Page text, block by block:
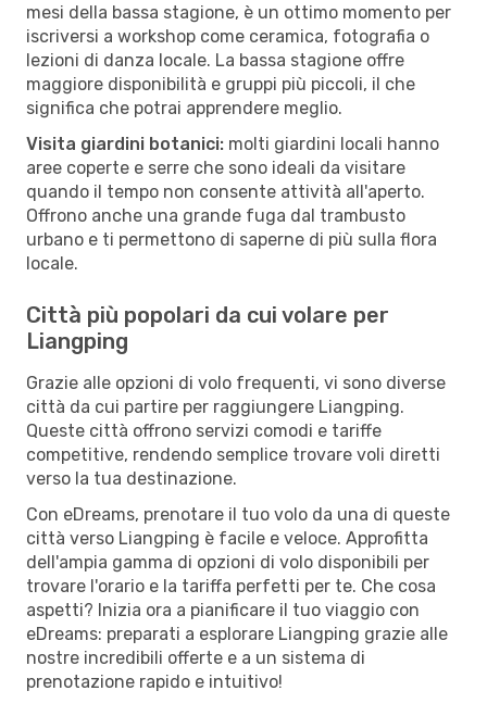
mesi della bassa stagione, è un ottimo momento per
iscriversi a workshop come ceramica, fotografia o
lezioni di danza locale. La bassa stagione offre
maggiore disponibilità e gruppi più piccoli, il che
significa che potrai apprendere meglio.
Visita giardini botanici: molti giardini locali hanno
aree coperte e serre che sono ideali da visitare
quando il tempo non consente attività all'aperto.
Offrono anche una grande fuga dal trambusto
urbano e ti permettono di saperne di più sulla flora
locale.
Città più popolari da cui volare per
Liangping
Grazie alle opzioni di volo frequenti, vi sono diverse
città da cui partire per raggiungere Liangping.
Queste città offrono servizi comodi e tariffe
competitive, rendendo semplice trovare voli diretti
verso la tua destinazione.
Con eDreams, prenotare il tuo volo da una di queste
città verso Liangping è facile e veloce. Approfitta
dell'ampia gamma di opzioni di volo disponibili per
trovare l'orario e la tariffa perfetti per te. Che cosa
aspetti? Inizia ora a pianificare il tuo viaggio con
eDreams: preparati a esplorare Liangping grazie alle
nostre incredibili offerte e a un sistema di
prenotazione rapido e intuitivo!